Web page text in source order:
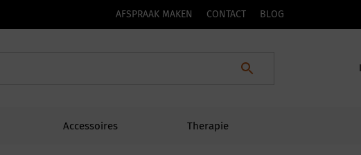
AFSPRAAK MAKEN CONTACT BLOG
Accessoires Therapie